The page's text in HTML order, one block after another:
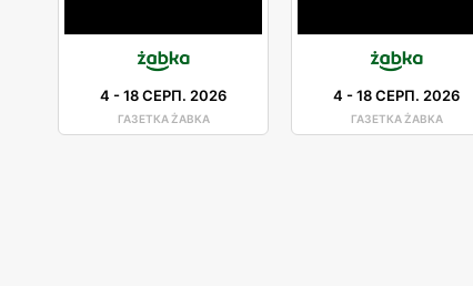
4 -18 СЕРП. 2026
ГАЗЕТКА ŻABKA
4 -18 СЕРП. 2026
ГАЗЕТКА ŻABKA